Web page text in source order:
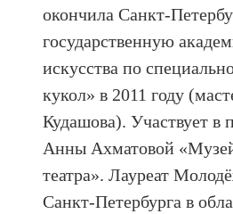
окончила Санкт-
государственную
искусства по
кукол» в 2011 году
Кудашова). Участвует в
Анны Ахматовой
театра». Лауреат
Санкт-Петербурга в